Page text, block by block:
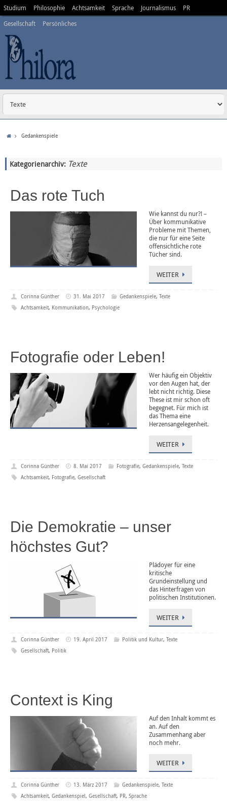
Studium Philosophie Achtsamkeit Sprache Journalismus
PR
Gesellschaft
Persönliches
Gedankenspiele
Kategorienarchiv: Texte
Das rote Tuch
Wie kannst du nur?! –
Über kommunikative
Probleme mit Themen,
die nur für eine Seite
offensichtliche rote
Tücher sind.
WEITER
Corinna Günther 31. Mai 2017 Gedankenspiele, Texte
Achtsamkeit, Kommunikation, Psychologie
Fotografie oder Leben!
Wer häufig ein Objektiv
vor den Augen hat, der
lebt nicht richtig. Diese
These ist mir schon oft
begegnet. Für mich ist
das Thema eine
Herzensangelegenheit.
WEITER
Corinna Günther 8. Mai 2017 Fotografie, Gedankenspiele, Texte
Achtsamkeit, Fotografie,Gesellschaft
Die Demokratie – unser
höchstes Gut?
Plädoyer für eine
kritische
Grundeinstellung und
das Hinterfragen von
politischen Institutionen.
WEITER
Corinna Günther 19. April 2017 Politik und Kultur, Texte
Gesellschaft, Politik
Context is King
Auf den Inhalt kommt es
an. Auf den
Zusammenhang aber
noch mehr.
WEITER
Corinna Günther 13. März 2017 Gedankenspiele, Texte
Achtsamkeit,Gedankenspiel,Gesellschaft, PR,Sprache